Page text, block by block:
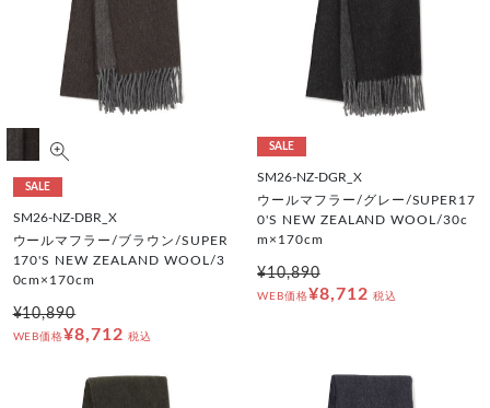
SALE
SM26-NZ-DBR_X
ウールマフラー/ブラウン/SUPER
170'S NEW ZEALAND WOOL/3
0cm×170cm
¥10,890
WEB価格¥8,712 税込
SALE
SM26-NZ-DGR_X
ウールマフラー/グレー/SUPER17
0'S NEW ZEALAND WOOL/30c
m×170cm
¥10,890
WEB価格¥8,712 税込